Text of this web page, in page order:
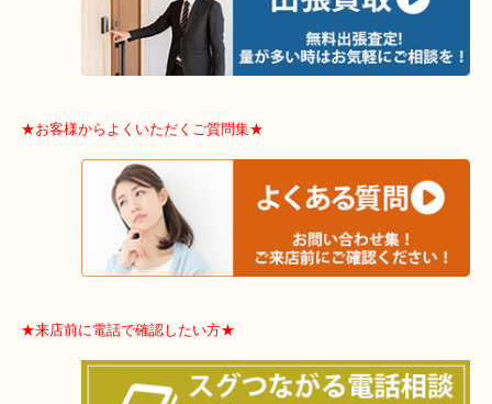
東成区・鶴見区・阿倍野区・住吉区・浪速区・天王寺区
★お客様からよくいただくご質問集★